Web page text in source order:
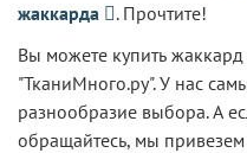
жаккарда
. Прочтите!
Вы можете купить
"ТканиМного.ру". У нас
разнообразие выбора. А
обращайтесь, мы